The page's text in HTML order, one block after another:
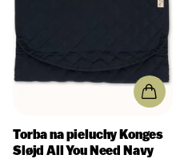
Torba na pieluchy Konges
Sløjd All You Need Navy